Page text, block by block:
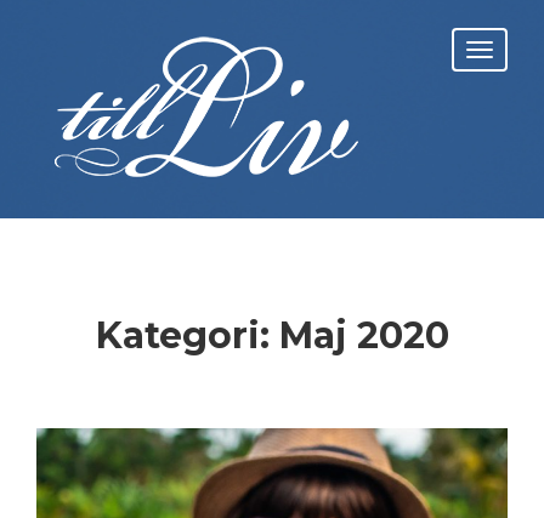
Kategori: Maj 2020